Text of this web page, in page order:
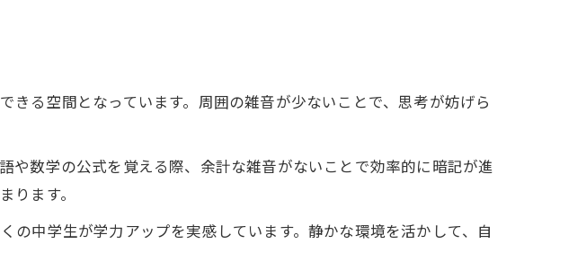
る空間となっています。周囲の雑音が少ないことで、思考が妨げら
数学の公式を覚える際、余計な雑音がないことで効率的に暗記が進
ります。
中学生が学力アップを実感しています。静かな環境を活かして、自